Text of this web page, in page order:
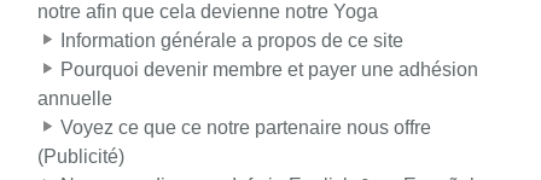
notre afin que cela devienne notre Yoga
Information générale a propos de ce site
Pourquoi devenir membre et payer une adhésion
annuelle
Voyez ce que ce notre partenaire nous offre
(Publicité)